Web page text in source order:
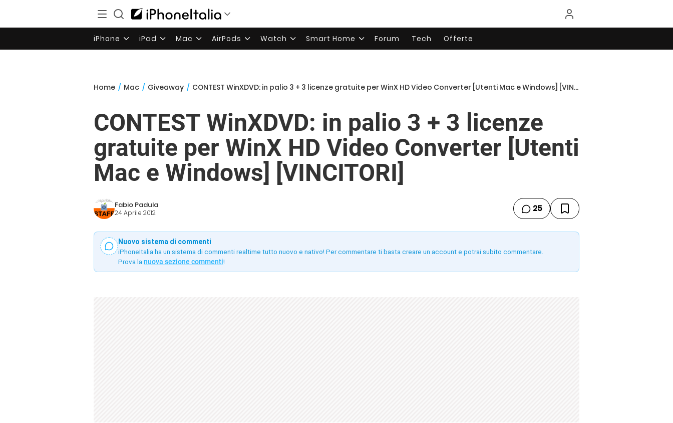
iPhone iPad Mac AirPods Watch Smart Home Forum Tech Offerte
Home / Mac / Giveaway / CONTEST WinXDVD: in palio 3 + 3 licenze gratuite per WinX HD Video Converter [Utenti Mac e Windows] [VINCITORI]
CONTEST WinXDVD: in palio 3 + 3 licenze
gratuite per WinX HD Video Converter [Utenti
Mac e Windows] [VINCITORI]
Fabio Padula
24 Aprile 2012 25
Nuovo sistema di commenti
iPhoneItalia ha un sistema di commenti realtime tutto nuovo e nativo! Per commentare ti basta creare un account e potrai subito commentare.
Prova la nuova sezione commenti!